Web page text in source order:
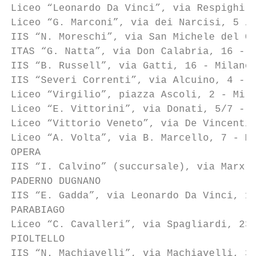
Liceo “Leonardo Da Vinci”, via Respighi,
Liceo “G. Marconi”, via dei Narcisi, 5 /
IIS “N. Moreschi”, via San Michele del
ITAS “G. Natta”, via Don Calabria, 16 -
IIS “B. Russell”, via Gatti, 16 - Milano,
IIS “Severi Correnti”, via Alcuino, 4 -
Liceo “Virgilio”, piazza Ascoli, 2 -
Liceo “E. Vittorini”, via Donati, 5/7 -
Liceo “Vittorio Veneto”, via De Vincenti,
Liceo “A. Volta”, via B. Marcello, 7 -
OPERA
IIS “I. Calvino” (succursale), via Marx,
PADERNO DUGNANO
IIS “E. Gadda”, via Leonardo Da Vinci, 18
PARABIAGO
Liceo “C. Cavalleri”, via Spagliardi, 23 -
PIOLTELLO
IIS “N. Machiavelli”, via Machiavelli, 3